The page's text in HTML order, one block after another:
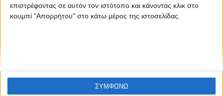
επιστρέφοντας σε αυτόν τον ιστότοπο και κάνοντας κλικ στο
κουμπί "Απορρήτου" στο κάτω μέρος της ιστοσελίδας.
ΣΥΜΦΩΝΩ
CONNECT